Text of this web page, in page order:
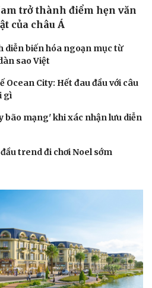
trở thành điểm hẹn văn
của châu Á
diễn biến hóa ngoạn mục từ
sao Việt
Ocean City: Hết đau đầu với câu
gì
mạng' khi xác nhận lưu diễn
trend đi chơi Noel sớm